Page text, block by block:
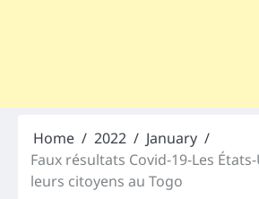
Home 2022
January
Faux résultats Covid-19-Les
leurs citoyens au Togo